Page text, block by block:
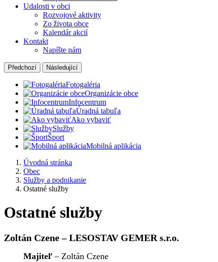
Udalosti v obci
Rozvojové aktivity
Zo života obce
Kalendár akcií
Kontakt
Napíšte nám
Předchozí Následující
Fotogaléria
Organizácie obce
Infocentrum
Úradná tabuľa
Ako vybaviť
Služby
Šport
Mobilná aplikácia
Úvodná stránka
Obec
Služby a podnikanie
Ostatné služby
Ostatné služby
Zoltán Czene – LESOSTAV GEMER s.r.o.
Majiteľ– Zoltán Czene